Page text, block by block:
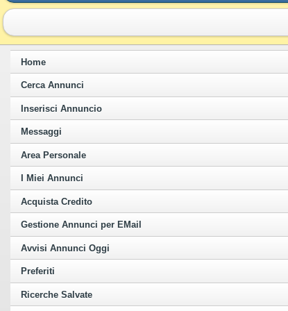
Home
Cerca Annunci
Inserisci Annuncio
Messaggi
Area Personale
I Miei Annunci
Acquista Credito
Gestione Annunci per EMail
Avvisi Annunci Oggi
Preferiti
Ricerche Salvate